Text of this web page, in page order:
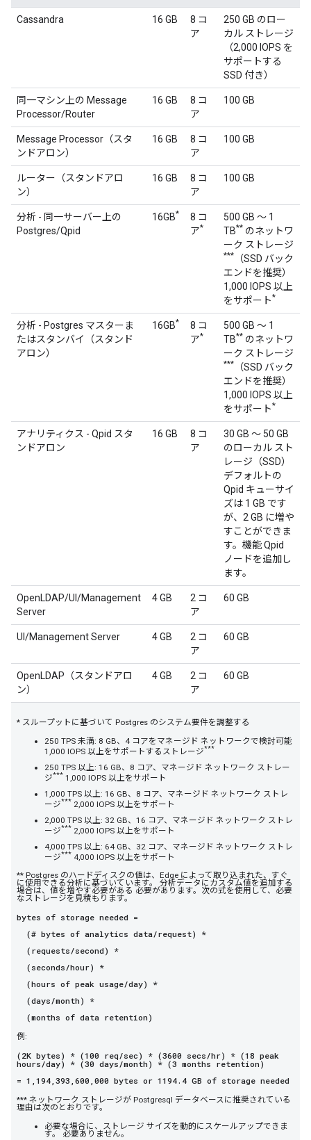
Cassandra 16 GB
8 コ
ア
250 GB のロー
カル ストレージ
（2,000 IOPS を
サポートする
SSD 付き）
同一マシン上の Message
Processor/Router
16 GB
8 コ
ア
100 GB
Message Processor（スタ
ンドアロン）
16 GB
8 コ
ア
100 GB
ルーター（スタンドアロ
ン）
16 GB
8 コ
ア
100 GB
分析 - 同一サーバー上の
Postgres/Qpid
16GB*
8 コ
ア*
500 GB ～ 1
TB** のネットワ
ーク ストレージ
*** （SSD バック
エンドを推奨）
1,000 IOPS 以上
をサポート*
分析 - Postgres マスターま
たはスタンバイ（スタンド
アロン）
16GB*
8 コ
ア*
500 GB ～ 1
TB** のネットワ
ーク ストレージ
*** （SSD バック
エンドを推奨）
1,000 IOPS 以上
をサポート*
アナリティクス - Qpid スタ
ンドアロン
16 GB
8 コ
ア
30 GB ～ 50 GB
のローカル スト
レージ（SSD）
デフォルトの
Qpid キューサイ
ズは 1 GB です
が、2 GB に増や
すことができま
す。機能 Qpid
ノードを追加し
ます。
OpenLDAP/UI/Management
Server
4 GB
2 コ
ア
60 GB
UI/Management Server 4 GB
2 コ
ア
60 GB
OpenLDAP（スタンドアロ
ン）
4 GB
2 コ
ア
60 GB
* スループットに基づいて Postgres のシステム要件を調整する
250 TPS 未満: 8 GB、4 コアをマネージド ネットワークで検討可能
1,000 IOPS 以上をサポートするストレージ***
250 TPS 以上: 16 GB、8 コア、マネージド ネットワーク ストレー
ジ*** 1,000 IOPS 以上をサポート
1,000 TPS 以上: 16 GB、8 コア、マネージド ネットワーク ストレ
ージ*** 2,000 IOPS 以上をサポート
2,000 TPS 以上: 32 GB、16 コア、マネージド ネットワーク ストレ
ージ*** 2,000 IOPS 以上をサポート
4,000 TPS 以上: 64 GB、32 コア、マネージド ネットワーク ストレ
ージ*** 4,000 IOPS 以上をサポート
** Postgres のハードディスクの値は、Edge によって取り込まれた、すぐ
に使用できる分析に基づいています。 分析データにカスタム値を追加する
場合は、値を増やす必要がある 必要があります。次の式を使用して、必要
なストレージを見積もります。
bytes of storage needed =
(# bytes of analytics data/request) *
(requests/second) *
(seconds/hour) *
(hours of peak usage/day) *
(days/month) *
(months of data retention)
例:
(2K bytes) * (100 req/sec) * (3600 secs/hr) * (18 peak
hours/day) * (30 days/month) * (3 months retention)
= 1,194,393,600,000 bytes or 1194.4 GB of storage needed
*** ネットワーク ストレージが Postgresql データベースに推奨されている
理由は次のとおりです。
必要な場合に、ストレージ サイズを動的にスケールアップできま
す。 必要ありません。